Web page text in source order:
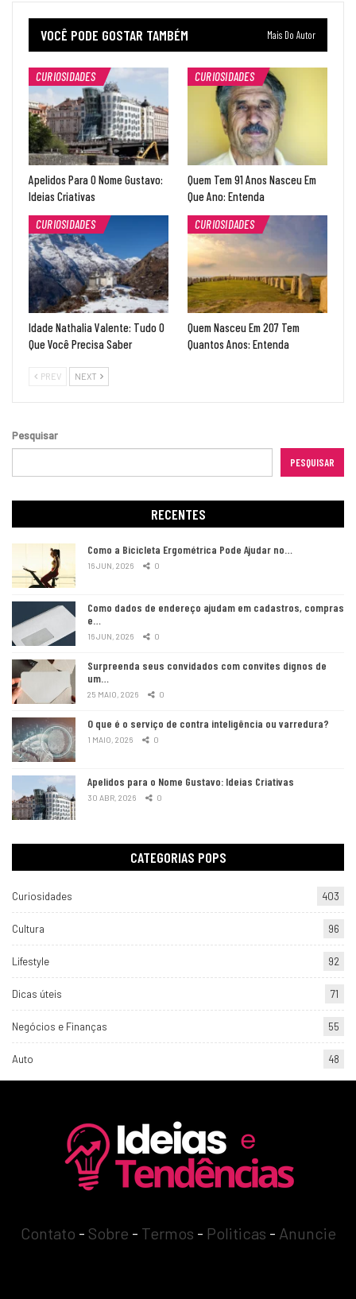
VOCÊ PODE GOSTAR TAMBÉM Mais Do Autor
CURIOSIDADES
Apelidos Para O Nome Gustavo:
Ideias Criativas
CURIOSIDADES
Quem Tem 91 Anos Nasceu Em
Que Ano: Entenda
CURIOSIDADES
Idade Nathalia Valente: Tudo O
Que Você Precisa Saber
CURIOSIDADES
Quem Nasceu Em 207 Tem
Quantos Anos: Entenda
PREV NEXT
Pesquisar
PESQUISAR
RECENTES
Como a Bicicleta Ergométrica Pode Ajudar no…
16 JUN, 2026 0
Como dados de endereço ajudam em cadastros, compras
e…
16 JUN, 2026 0
Surpreenda seus convidados com convites dignos de
um…
25 MAIO, 2026 0
O que é o serviço de contra inteligência ou varredura?
1 MAIO, 2026 0
Apelidos para o Nome Gustavo: Ideias Criativas
30 ABR, 2026 0
CATEGORIAS POPS
Curiosidades 403
Cultura 96
Lifestyle 92
Dicas úteis 71
Negócios e Finanças 55
Auto 48
Contato - Sobre - Termos - Politicas - Anuncie